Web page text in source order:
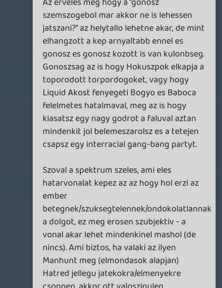
kegyelmet nem ismerő díler, akkor az oké?
Hol az átmenet? Filmekben vannak ennél
sokkal elborultabb figurák és
rörténetek,.ott szabad, itt meg élből
mindenki elutasítja (itt), ami nem más,
mint képmutatás. A CODban egy jelenet
erejéig belefér, egy rövidke indie játék
esetében már gáz?
Parasztbutító, kommersz szar filmek,
csöpögős, nyálas szentimentális
förmedvények, vagy ilyen sorozatgyilkos,
olyan sorozatgyilkos, filmiparban mindegy,
akár oscart vagy emmyt is kaphatsz, itt
meg meg ne jelenjen valami egy gameplay
Amúgy a platformerekben az állatkák
öncélú gyilkolászása megengedett? Holott
el is mehetnék mellettük? Azért mert nem
annyira brutálisan néznek ki a képkockák,
és mert nem emberi alakot öltenek a
figurák? Az egész egy nagy lufi, ti meg tök
egyoldalúan nézitek a dolgokat, felőlem
jöhet minden, majd a kormány vagy akárki
úgyis betiltja ha be.akarja, plusz ha nem,
akkor még lehet szavazni a pénztárcáddal